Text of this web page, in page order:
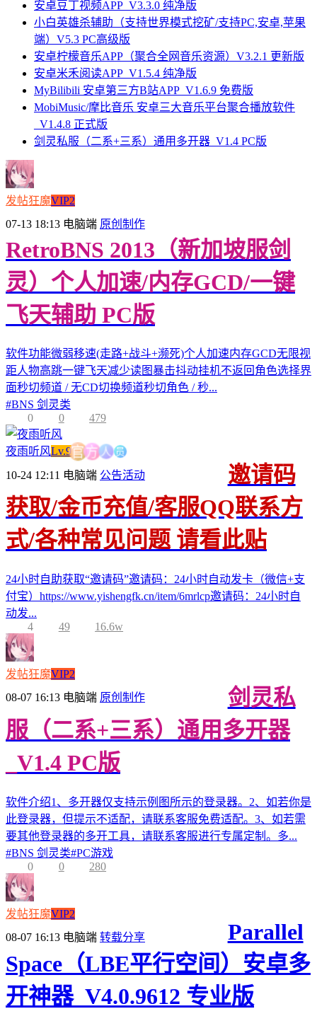
安卓豆丁视频APP_V3.3.0 纯净版
小白英雄杀辅助（支持世界模式挖矿/支持PC,安卓,苹果
端）V5.3 PC高级版
安卓柠檬音乐APP（聚合全网音乐资源）V3.2.1 更新版
安卓米禾阅读APP_V1.5.4 纯净版
MyBilibili 安卓第三方B站APP_V1.6.9 免费版
MobiMusic/摩比音乐 安卓三大音乐平台聚合播放软件
_V1.4.8 正式版
剑灵私服（二系+三系）通用多开器_V1.4 PC版
发帖狂魔VIP2
07-13 18:13 电脑端 原创制作
RetroBNS 2013（新加坡服剑
灵）个人加速/内存GCD/一键
飞天辅助 PC版
软件功能微弱移速(走路+战斗+濒死)个人加速内存GCD无限视
距人物高跳一键飞天减少读图暴击抖动挂机不返回角色选择界
面秒切频道 / 无CD切换频道秒切角色 / 秒...
#BNS 剑灵类
0
0 479
夜雨听风Lv.9官 方人员
10-24 12:11 电脑端 公告活动
邀请码
获取/金币充值/客服QQ联系方
式/各种常见问题 请看此贴
24小时自助获取“邀请码”邀请码：24小时自动发卡（微信+支
付宝）https://www.yishengfk.cn/item/6mrlcp邀请码：24小时自
动发...
4
49 16.6w
发帖狂魔VIP2
08-07 16:13 电脑端 原创制作
剑灵私
服（二系+三系）通用多开器
_V1.4 PC版
软件介绍1、多开器仅支持示例图所示的登录器。2、如若你是
此登录器，但提示不适配，请联系客服免费适配。3、如若需
要其他登录器的多开工具，请联系客服进行专属定制。多...
#BNS 剑灵类#PC游戏
0
0 280
发帖狂魔VIP2
08-07 16:13 电脑端 转载分享
Parallel
Space（LBE平行空间）安卓多
开神器_V4.0.9612 专业版